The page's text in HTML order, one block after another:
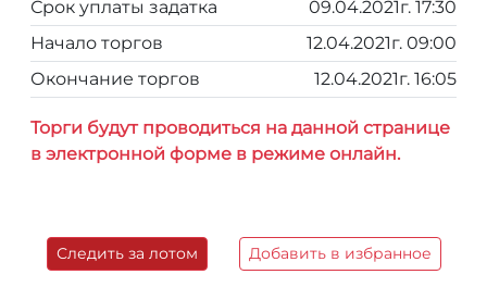
Срок уплаты задатка
09.04.2021г. 17:30
Начало торгов
12.04.2021г. 09:00
Окончание торгов
12.04.2021г. 16:05
Торги будут проводиться на данной странице
в электронной форме в режиме онлайн.
Следить за лотом Добавить в избранное